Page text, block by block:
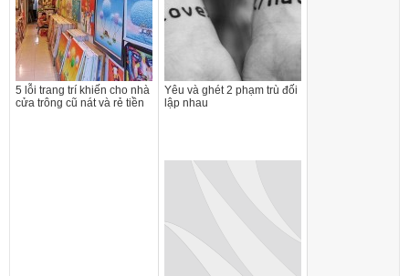
5 lỗi trang trí khiến cho nhà
cửa trông cũ nát và rẻ tiền
Yêu và ghét 2 phạm trù đối
lập nhau